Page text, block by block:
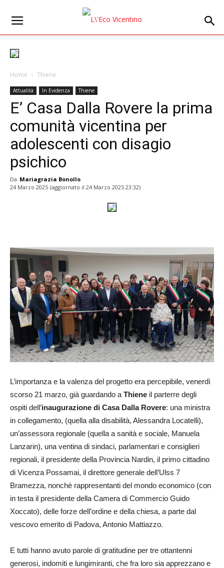
Home Thiene
Attualità In Evidenza Thiene
E’ Casa Dalla Rovere la prima
comunità vicentina per
adolescenti con disagio
psichico
Da Mariagrazia Bonollo
24 Marzo 2025 (aggiornato il 24 Marzo 2025 23:32)
L’importanza e la valenza del progetto era percepibile, venerdì
scorso 21 marzo, già guardando a Thiene il parterre degli
ospiti dell’inaugurazione di Casa Dalla Rovere: una ministra
in collegamento, (quella alla disabilità, Alessandra Locatelli),
un’assessora regionale (quella a sanità e sociale, Manuela
Lanzarin), una ventina di sindaci, parlamentari e consiglieri
regionali, il presidente della Provincia Nardin, il primo cittadino
di Vicenza Possamai, il direttore generale dell’Ulss 7
Bramezza, nonchè rappresentanti del mondo economico (con
in testa il presidente della Camera di Commercio Guido
Xoccato), delle forze dell’ordine e della chiesa, a parte dal
vescovo emerito di Padova, Antonio Mattiazzo.
E tutti hanno avuto parole di gratitudine per tre ottantenni
generosi, indomiti e lungimiranti, che fra loro sia apprezzano e